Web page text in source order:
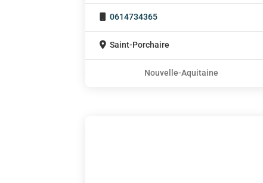
0614734365
Saint-Porchaire
Nouvelle-Aquitaine